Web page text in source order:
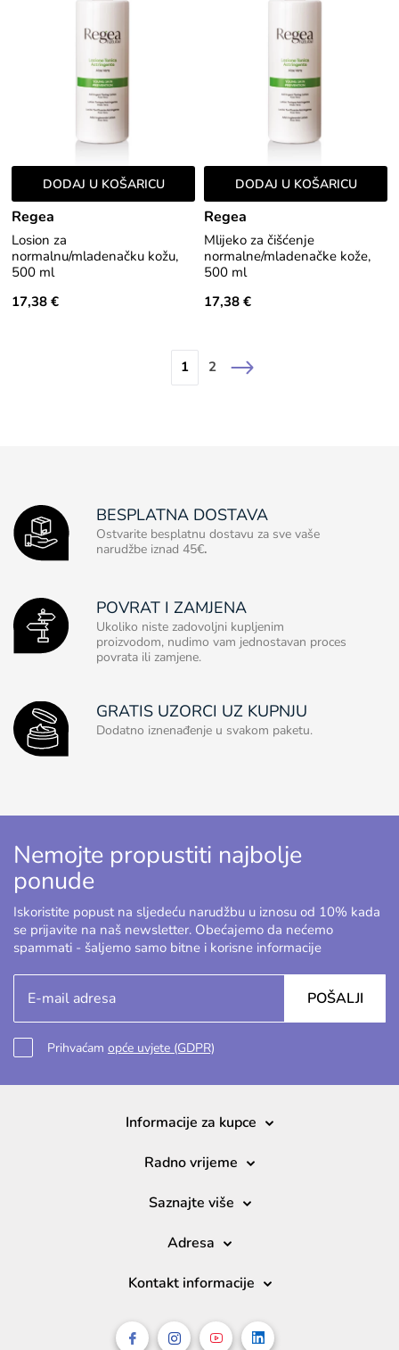
DODAJ U KOŠARICU
Regea
Losion za
normalnu/mladenačku kožu,
500 ml
17,38 €
DODAJ U KOŠARICU
Regea
Mlijeko za čišćenje
normalne/mladenačke kože,
500 ml
17,38 €
1 2
BESPLATNA DOSTAVA
Ostvarite besplatnu dostavu za sve vaše
narudžbe iznad 45€.
POVRAT I ZAMJENA
Ukoliko niste zadovoljni kupljenim
proizvodom, nudimo vam jednostavan proces
povrata ili zamjene.
GRATIS UZORCI UZ KUPNJU
Dodatno iznenađenje u svakom paketu.
Nemojte propustiti najbolje
ponude
Iskoristite popust na sljedeću narudžbu u iznosu od 10% kada
se prijavite na naš newsletter. Obećajemo da nećemo
spammati - šaljemo samo bitne i korisne informacije
POŠALJI
Prihvaćam opće uvjete (GDPR)
Informacije za kupce
Radno vrijeme
Saznajte više
Adresa
Kontakt informacije